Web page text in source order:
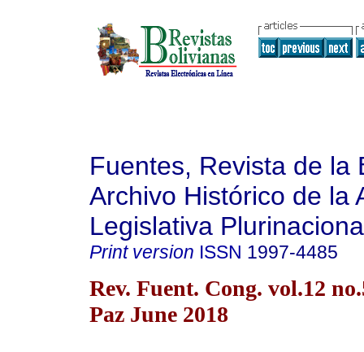
Fuentes, Revista de la
Archivo Histórico de la
Legislativa
Print version ISSN 1997-4485
Rev. Fuent. Cong. vol.12
Paz June 2018